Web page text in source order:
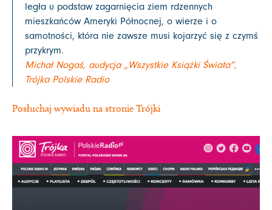
legła u podstaw zagarnięcia ziem rdzennych
mieszkańców Ameryki Północnej, o wierze i o
samotności, która nie zawsze musi kojarzyć się z czymś
przykrym.
Michał Nogaś, audycja „Wszystkie Książki Świata”,
Trójka Polskie Radio
Posłuchaj wywiadu na stronie Trójki